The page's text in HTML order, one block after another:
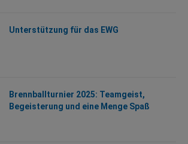
Unterstützung für das EWG
Brennballturnier 2025: Teamgeist,
Begeisterung und eine Menge Spaß